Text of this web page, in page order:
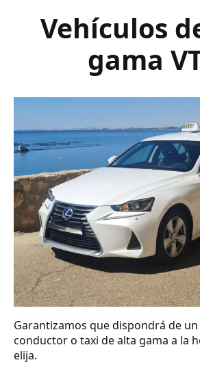
Vehículos
gama
Garantizamos que dispondrá de
conductor o taxi de alta gama a la
elija.